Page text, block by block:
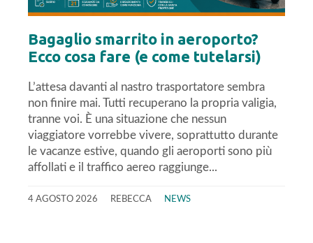
Bagaglio smarrito in aeroporto?
Ecco cosa fare (e come tutelarsi)
L’attesa davanti al nastro trasportatore sembra
non finire mai. Tutti recuperano la propria valigia,
tranne voi. È una situazione che nessun
viaggiatore vorrebbe vivere, soprattutto durante
le vacanze estive, quando gli aeroporti sono più
affollati e il traffico aereo raggiunge...
4 AGOSTO 2026 REBECCA NEWS